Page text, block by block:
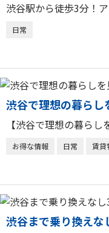
渋谷駅から徒歩3分！
日常
渋谷で理想の暮らし
【渋谷で理想の暮ら
お得な情報 日常 賃貸
渋谷まで乗り換え